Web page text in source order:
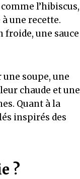
l’hibiscus,
une recette.
froide, une sauce
soupe, une
chaude et une
Quant à la
inspirés des
?